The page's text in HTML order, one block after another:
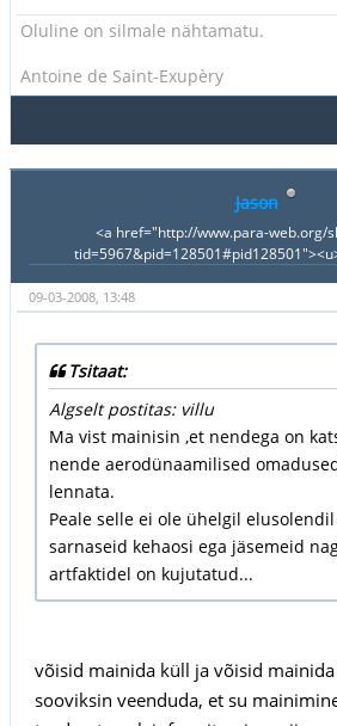
Oluline on silmale nähtamatu.
Antoine de Saint-Exupèry
Jason
<a href="http://www.para-web.org/
09-03-2008, 13:48
Tsitaat:
Algselt postitas: villu
Ma vist mainisin ,et nendega on
nende aerodünaamilised
lennata.
Peale selle ei ole ühelgil
sarnaseid kehaosi ega jäsemeid
artfaktidel on kujutatud...
võisid mainida küll ja võisid
sooviksin veenduda, et su